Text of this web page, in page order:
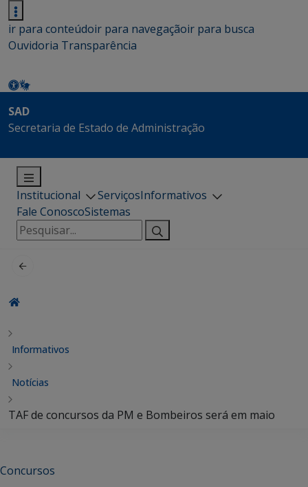
ir para conteúdoir para navegaçãoir para busca
Ouvidoria Transparência
SAD
Secretaria de Estado de Administração
Institucional ServiçosInformativos
Fale ConoscoSistemas
Pesquisar
por:
Informativos
Notícias
TAF de concursos da PM e Bombeiros será em maio
Concursos